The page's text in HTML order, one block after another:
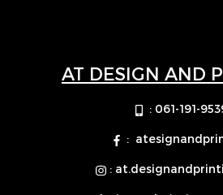
AT DESIGN AND
: 061-191-
:
: